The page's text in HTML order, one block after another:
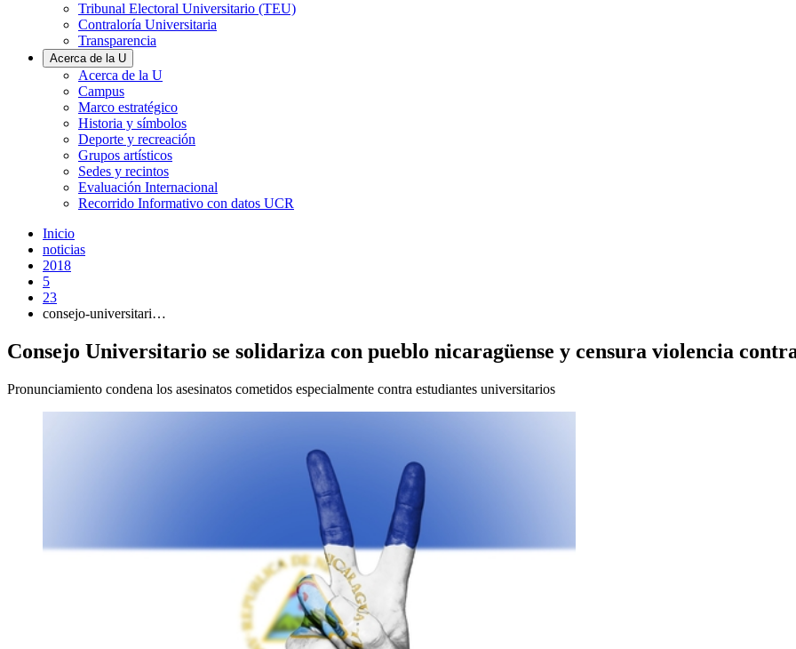
Tribunal Electoral Universitario (TEU)
Contraloría Universitaria
Transparencia
Acerca de la U
Acerca de la U
Campus
Marco estratégico
Historia y símbolos
Deporte y recreación
Grupos artísticos
Sedes y recintos
Evaluación Internacional
Recorrido Informativo con datos UCR
Inicio
noticias
2018
5
23
consejo-universitari…
Consejo Universitario se solidariza con pueblo nicaragüense y censura violencia
Pronunciamiento condena los asesinatos cometidos especialmente contra estudiantes universitarios